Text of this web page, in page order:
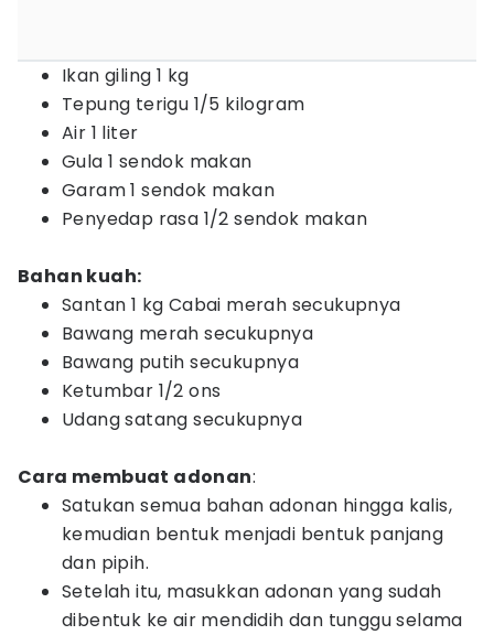
Ikan giling 1 kg
Tepung terigu 1/5 kilogram
Air 1 liter
Gula 1 sendok makan
Garam 1 sendok makan
Penyedap rasa 1/2 sendok makan
Bahan kuah:
Santan 1 kg Cabai merah secukupnya
Bawang merah secukupnya
Bawang putih secukupnya
Ketumbar 1/2 ons
Udang satang secukupnya
Cara membuat adonan:
Satukan semua bahan adonan hingga kalis,
kemudian bentuk menjadi bentuk panjang
dan pipih.
Setelah itu, masukkan adonan yang sudah
dibentuk ke air mendidih dan tunggu selama